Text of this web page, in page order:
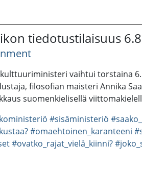
tiedotustilaisuus
vaihtui torstaina
filosofian maisteri Annika
suomenkielisellä
#sisäministeriö
#omaehtoinen_karanteeni
#ovatko_rajat_vielä_kiinni?